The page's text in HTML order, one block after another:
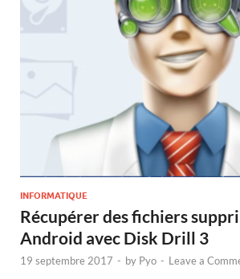
INFORMATIQUE
Récupérer des fichiers
Android avec Disk Drill 3
19 septembre 2017 - by Pyo - Leave a